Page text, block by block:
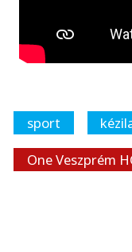
sport
One Veszprém